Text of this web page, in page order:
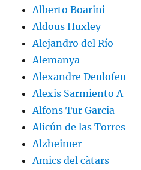
Alberto Boarini
Aldous Huxley
Alejandro del Río
Alemanya
Alexandre Deulofeu
Alexis Sarmiento A
Alfons Tur Garcia
Alicún de las Torres
Alzheimer
Amics del càtars